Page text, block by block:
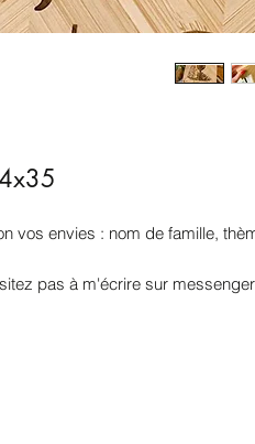
vos envies : nom de famille,
pas à m'écrire sur